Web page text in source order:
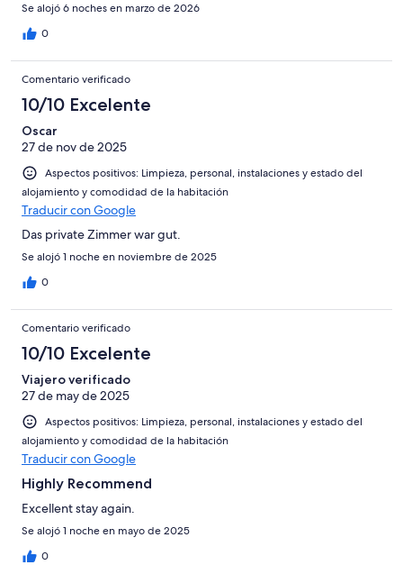
Se alojó 6 noches en marzo de 2026
0
Comentario verificado
10/10 Excelente
Oscar
27 de nov de 2025
Aspectos positivos: Limpieza, personal, instalaciones y estado del
alojamiento y comodidad de la habitación
Traducir con Google
Das private Zimmer war gut.
Se alojó 1 noche en noviembre de 2025
0
Comentario verificado
10/10 Excelente
Viajero verificado
27 de may de 2025
Aspectos positivos: Limpieza, personal, instalaciones y estado del
alojamiento y comodidad de la habitación
Traducir con Google
Highly Recommend
Excellent stay again.
Se alojó 1 noche en mayo de 2025
0